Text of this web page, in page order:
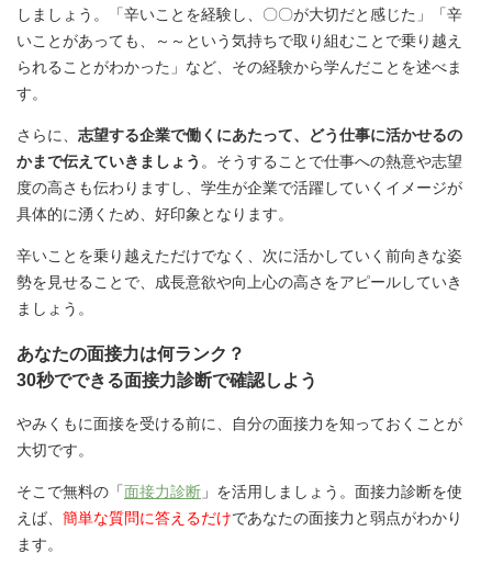
しましょう。「辛いことを経験し、〇〇が大切だと感じた」「辛
いことがあっても、～～という気持ちで取り組むことで乗り越え
られることがわかった」など、その経験から学んだことを述べま
す。
さらに、 志望する企業で働くにあたって、どう仕事に活かせるの
かまで伝えていきましょう 。そうすることで仕事への熱意や志望
度の高さも伝わりますし、学生が企業で活躍していくイメージが
具体的に湧くため、好印象となります。
辛いことを乗り越えただけでなく、次に活かしていく前向きな姿
勢を見せることで、成長意欲や向上心の高さをアピールしていき
ましょう。
あなたの面接力は何ランク？
30秒でできる面接力診断で確認しよう
やみくもに面接を受ける前に、自分の面接力を知っておくことが
大切です。
そこで無料の「面接力診断 」を活用しましょう。面接力診断を使
えば、 簡単な質問に答えるだけであなたの面接力と弱点がわかり
ます。